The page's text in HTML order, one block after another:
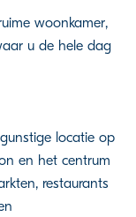
woonkamer,
u de hele dag
locatie op
en het centrum
restaurants